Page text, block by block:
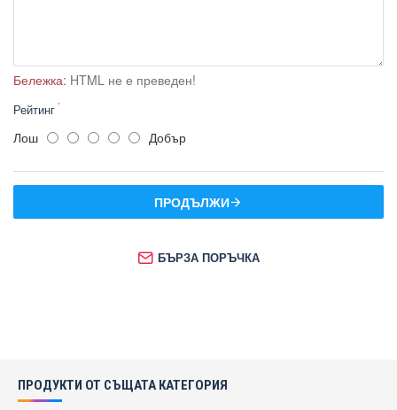
Бележка: HTML не е преведен!
Рейтинг
Лош Добър
ПРОДЪЛЖИ
БЪРЗА ПОРЪЧКА
ПРОДУКТИ ОТ СЪЩАТА КАТЕГОРИЯ